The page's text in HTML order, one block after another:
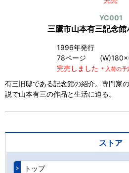
YC001
三鷹市山本有三記念館
1996年発行
78ページ
完売しました ＊入荷の
有三旧邸である記念館の紹介。専門家
説で山本有三の作品と生活に迫る。
ストア
トップ